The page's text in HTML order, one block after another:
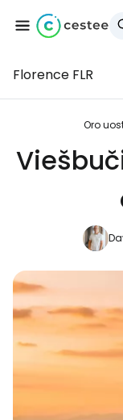
Florence FLR
Oro
...